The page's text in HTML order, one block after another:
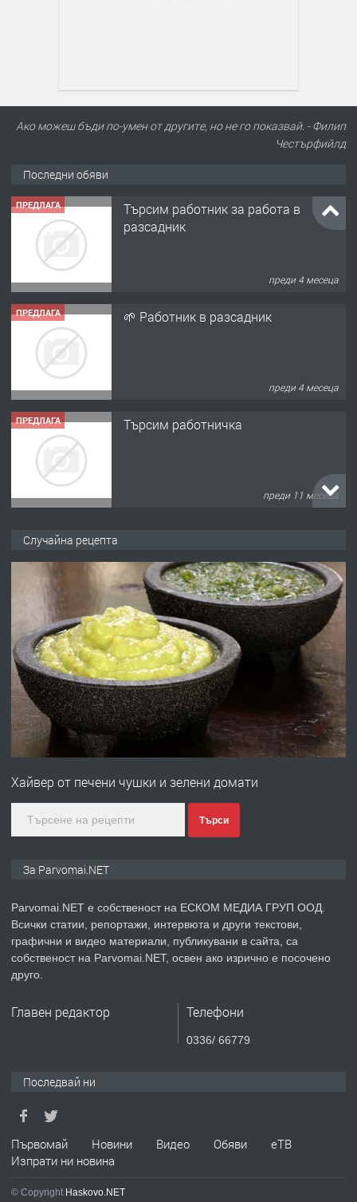
Ако можеш бъди по-умен от другите, но не го показвай. - Филип
Честърфийлд
Последни обяви
ПРЕДЛАГА
Търсим работник за работа в
разсадник
преди 4 месеца
ПРЕДЛАГА 🌱 Работник в разсадник
преди 4 месеца
ПРЕДЛАГА Търсим работничка
преди 11 месеца
преди 1 година
ПРЕДЛАГА Работа за общи работници
преди 1 година
ПРЕДЛАГА
Първи поход "По стъпките на Ангел
преди 1 година
ПРЕДЛАГА Уроци по Математика
преди 1 година
Случайна рецепта
Хайвер от печени чушки и зелени домати
Търси
За Parvomai.NET
Parvomai.NET е собственост на ЕСКОМ МЕДИА ГРУП ООД.
Всички статии, репортажи, интервюта и други текстови,
графични и видео материали, публикувани в сайта, са
собственост на Parvomai.NET, освен ако изрично е посочено
друго.
Главен редактор Телефони
0336/ 66779
Последвай ни
Първомай Новини Видео Обяви
еТВ
Изпрати ни новина
© Copyright Haskovo.NET